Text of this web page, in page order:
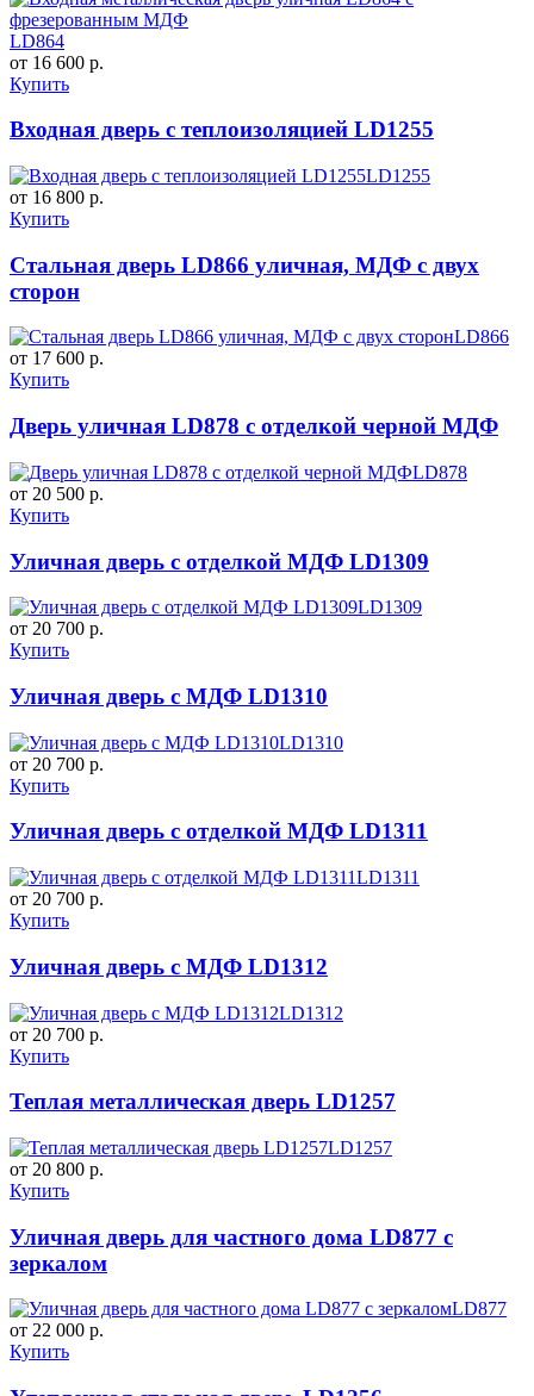
LD864
от 16 600 р.
Купить
Входная дверь с теплоизоляцией LD1255
LD1255
от 16 800 р.
Купить
Стальная дверь LD866 уличная, МДФ с двух
сторон
LD866
от 17 600 р.
Купить
Дверь уличная LD878 с отделкой черной МДФ
LD878
от 20 500 р.
Купить
Уличная дверь с отделкой МДФ LD1309
LD1309
от 20 700 р.
Купить
Уличная дверь с МДФ LD1310
LD1310
от 20 700 р.
Купить
Уличная дверь с отделкой МДФ LD1311
LD1311
от 20 700 р.
Купить
Уличная дверь с МДФ LD1312
LD1312
от 20 700 р.
Купить
Теплая металлическая дверь LD1257
LD1257
от 20 800 р.
Купить
Уличная дверь для частного дома LD877 с
зеркалом
LD877
от 22 000 р.
Купить